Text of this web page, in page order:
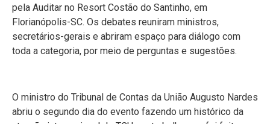
pela Auditar no Resort Costão do Santinho, em
Florianópolis-SC. Os debates reuniram ministros,
secretários-gerais e abriram espaço para diálogo com
toda a categoria, por meio de perguntas e sugestões.
O ministro do Tribunal de Contas da União Augusto Nardes
abriu o segundo dia do evento fazendo um histórico da